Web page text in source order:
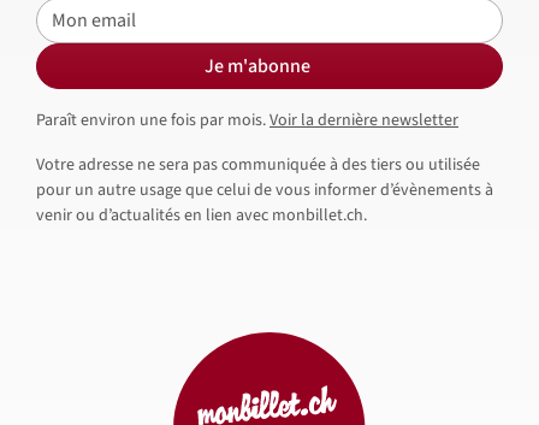
E-mail
Je m'abonne
Paraît environ une fois par mois.Voir la dernière newsletter
Votre adresse ne sera pas communiquée à des tiers ou utilisée
pour un autre usage que celui de vous informer d’évènements à
venir ou d’actualités en lien avec monbillet.ch.